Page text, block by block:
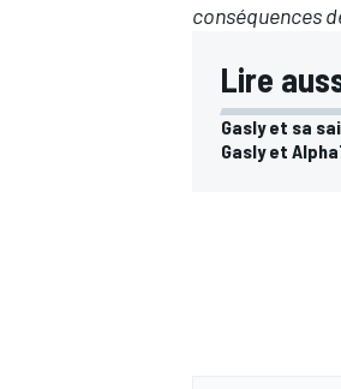
conséquences
Lire
Gasly et sa
Gasly et